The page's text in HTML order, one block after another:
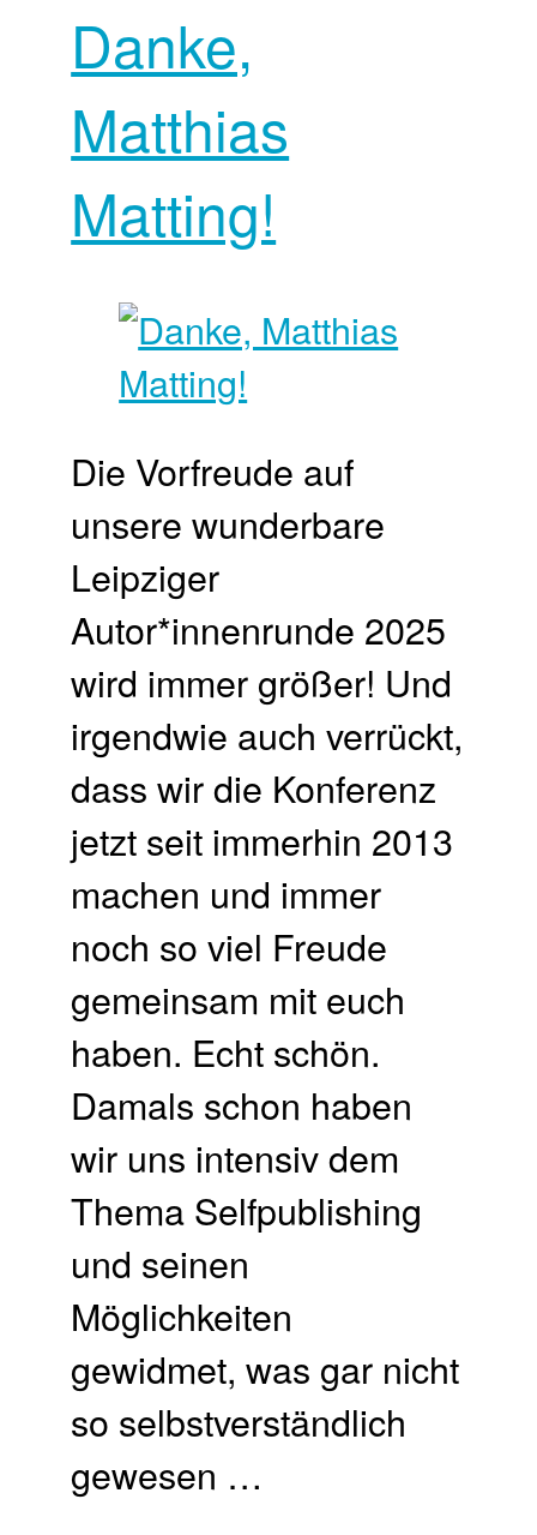
Danke,
Matthias
Matting!
Die Vorfreude auf
unsere wunderbare
Leipziger
Autor*innenrunde 2025
wird immer größer! Und
irgendwie auch verrückt,
dass wir die Konferenz
jetzt seit immerhin 2013
machen und immer
noch so viel Freude
gemeinsam mit euch
haben. Echt schön.
Damals schon haben
wir uns intensiv dem
Thema Selfpublishing
und seinen
Möglichkeiten
gewidmet, was gar nicht
so selbstverständlich
gewesen …